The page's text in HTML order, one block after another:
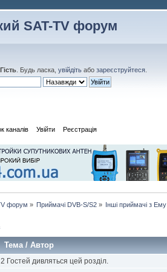
SAT-TV форум
Гість. Будь ласка, увійдітьабо зареєструйтеся.
каналів Увійти Реєстрація
форум » Приймачі DVB-S/S2 » Інші приймачі з Ему
Тема/ Автор
2 Гостей дивляться цей розділ.